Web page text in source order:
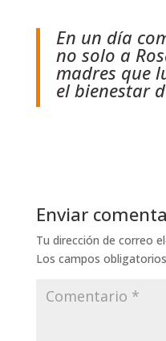
En un día
no solo a
madres que
el bienestar
Enviar
Tu dirección de correo
Los campos